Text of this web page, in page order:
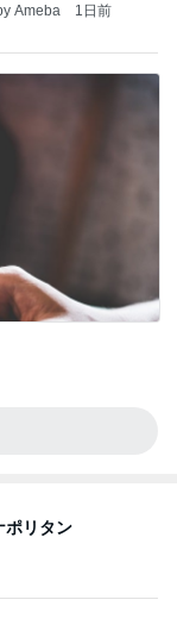
Ameba 1日前
ポリタン